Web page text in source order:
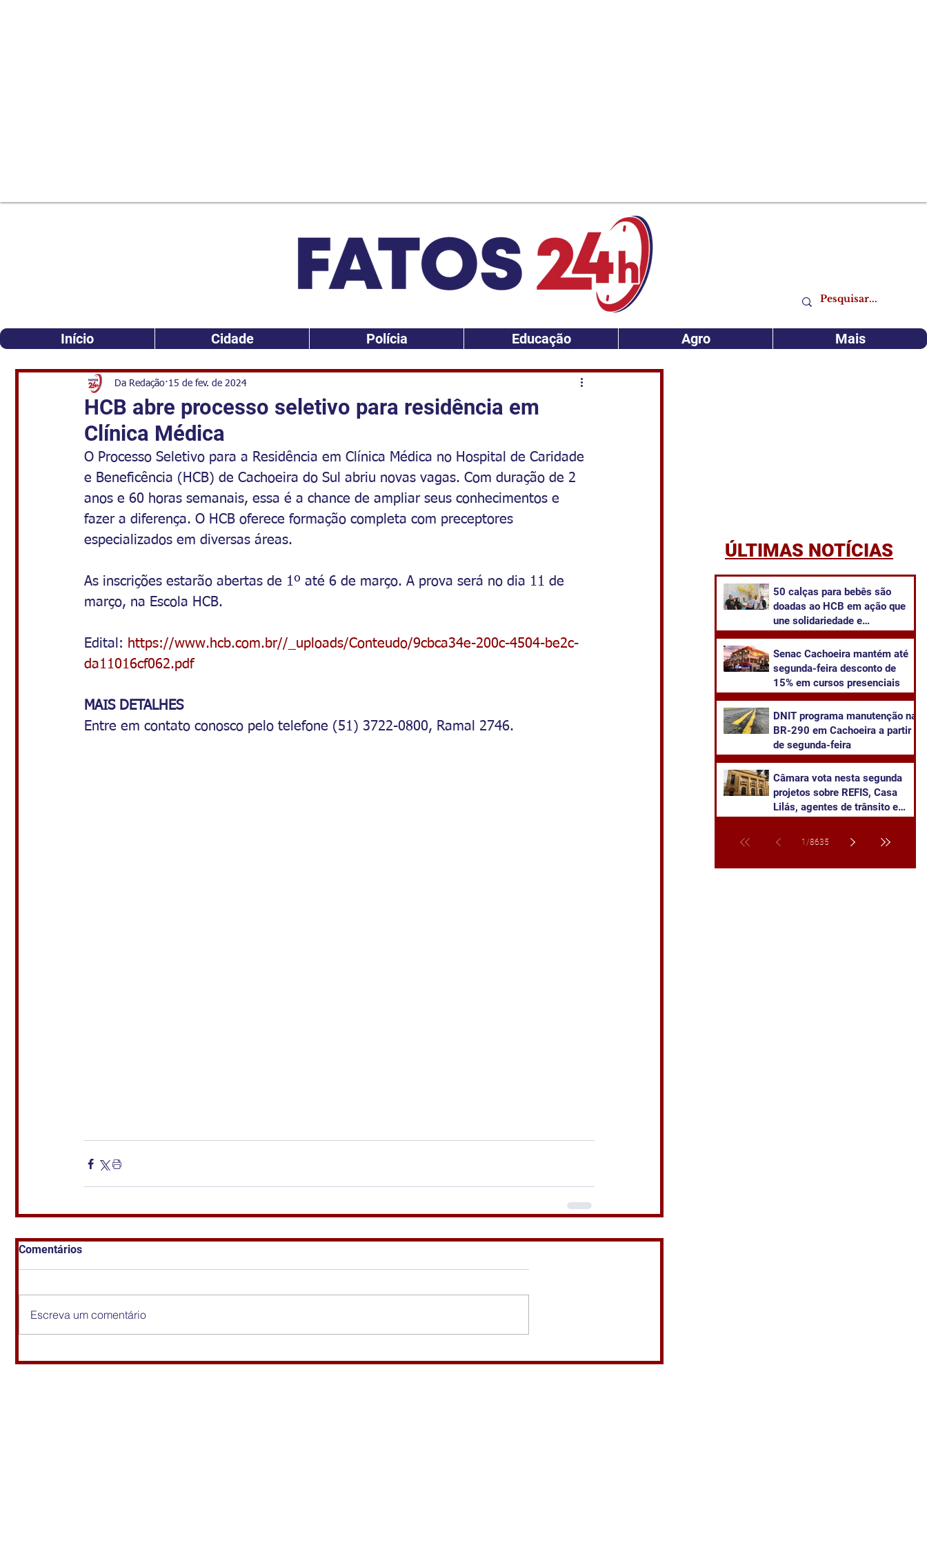
Início Cidade Polícia Educação Agro Mais
HCB abre processo seletivo para residência em
Clínica Médica
Da Redação 15 de fev. de 2024
O Processo Seletivo para a Residência em Clínica Médica no Hospital de Caridade
e Beneficência (HCB) de Cachoeira do Sul abriu novas vagas. Com duração de 2
anos e 60 horas semanais, essa é a chance de ampliar seus conhecimentos e
fazer a diferença. O HCB oferece formação completa com preceptores
especializados em diversas áreas.
As inscrições estarão abertas de 1º até 6 de março. A prova será no dia 11 de
março, na Escola HCB.
Edital: https://www.hcb.com.br//_uploads/Conteudo/9cbca34e-200c-4504-be2c-
da11016cf062.pdf
MAIS DETALHES
Entre em contato conosco pelo telefone (51) 3722-0800, Ramal 2746.
Comentários
Escreva um comentário
ÚLTIMAS NOTÍCIAS
50 calças para bebês são
doadas ao HCB em ação que
une solidariedade e
Senac Cachoeira mantém até
segunda-feira desconto de
15% em cursos presenciais
DNIT programa manutenção na
BR-290 em Cachoeira a partir
de segunda-feira
Câmara vota nesta segunda
projetos sobre REFIS, Casa
Lilás, agentes de trânsito e
1 /8635